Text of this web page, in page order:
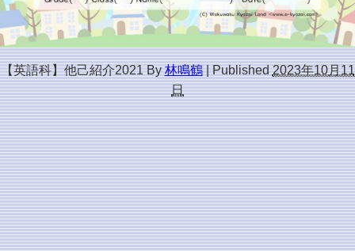
【英語科】他己紹介2021 By 林鳴鶴 | Published 2023年10月11
日